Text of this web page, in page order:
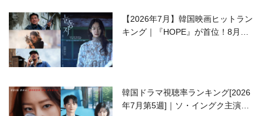
【2026年7月】韓国映画ヒットラン
キング｜『HOPE』が首位！8月公
韓国ドラマ視聴率ランキング[2026
年7月第5週]｜ソ・イングク主演の